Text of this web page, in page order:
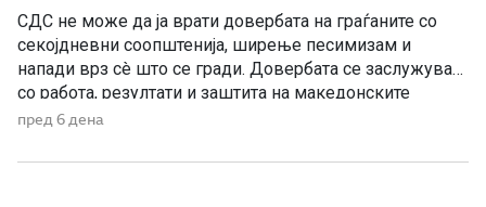
СДС не може да ја врати довербата на граѓаните со
секојдневни соопштенија, ширење песимизам и
напади врз сè што се гради. Довербата се заслужува
со работа, резултати и заштита на македонските
национални и државни интереси. По седумгодишното
впечаток дека е сериозна опозиција. Но, граѓаните
пред 6 дена